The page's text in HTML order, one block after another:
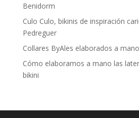
Benidorm
Culo Culo, bikinis de inspiración
Pedreguer
Collares ByAles elaborados a mano
Cómo elaboramos a mano las
bikini